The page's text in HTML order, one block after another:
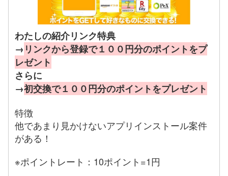
わたしの紹介リンク特典
→ リンクから登録で１００円分のポイントをプ
レゼント
さらに
→初交換で１００円分のポイントをプレゼント
特徴
他であまり見かけないアプリインストール案件
がある！
※ポイントレート：10ポイント=1円